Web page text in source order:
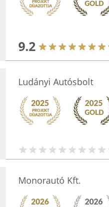
9.2
Ludányi Autósbolt
Monorautó Kft.